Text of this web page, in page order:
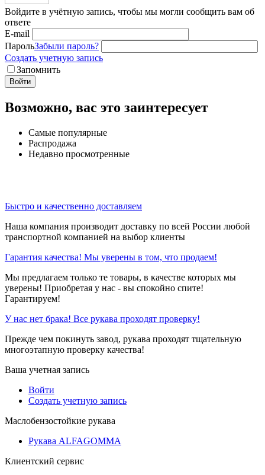
Войдите в учётную запись, чтобы мы могли сообщить вам об
ответе
E-mail
ПарольЗабыли пароль?
Создать учетную запись
Запомнить
Войти
Возможно, вас это заинтересует
Самые популярные
Распродажа
Недавно просмотренные
Быстро и качественно доставляем
Наша компания производит доставку по всей России любой
транспортной компанией на выбор клиенты
Гарантия качества! Мы уверены в том, что продаем!
Мы предлагаем только те товары, в качестве которых мы
уверены! Приобретая у нас - вы спокойно спите!
Гарантируем!
У нас нет брака! Все рукава проходят проверку!
Прежде чем покинуть завод, рукава проходят тщательную
многоэтапную проверку качества!
Ваша учетная запись
Войти
Создать учетную запись
Маслобензостойкие рукава
Рукава ALFAGOMMA
Клиентский сервис